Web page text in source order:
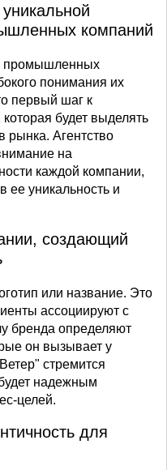
компаний
промышленных
понимания их
первый шаг к
будет выделять
рынка. Агентство
на
каждой компании,
ее уникальность и
создающий
или название. Это
ассоциируют с
бренда определяют
он вызывает у
стремится
надежным
целей.
для